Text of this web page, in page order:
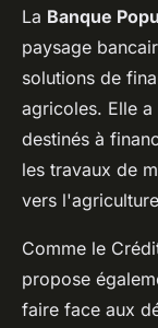
La Banque
paysage
solutions de
agricoles. Elle
destinés à
les travaux de
vers
Comme le
propose
faire face aux